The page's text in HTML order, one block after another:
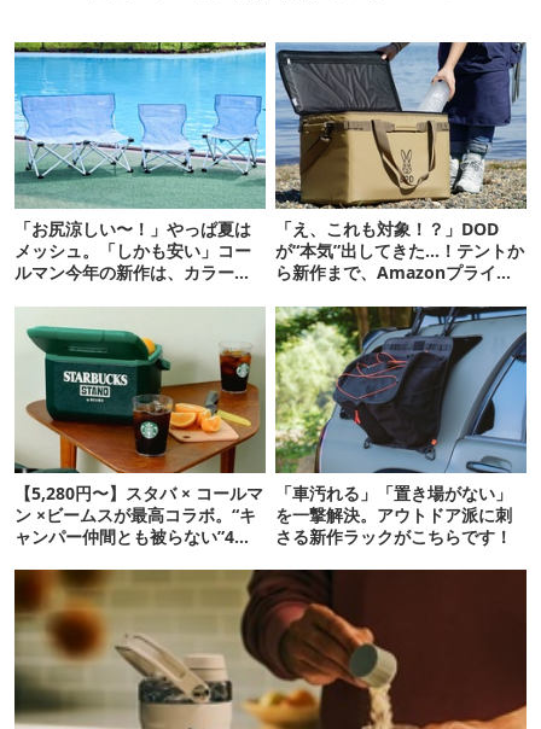
「お尻涼しい〜！」やっぱ夏は
メッシュ。「しかも安い」コー
ルマン今年の新作は、カラーも
「え、これも対象！？」DOD
が“本気”出してきた…！テントか
ら新作まで、Amazonプライム
【5,280円〜】スタバ × コールマ
ン ×ビームスが最高コラボ。“キ
ャンパー仲間とも被らない”4ア
「車汚れる」「置き場がない」
を一撃解決。アウトドア派に刺
さる新作ラックがこちらです！